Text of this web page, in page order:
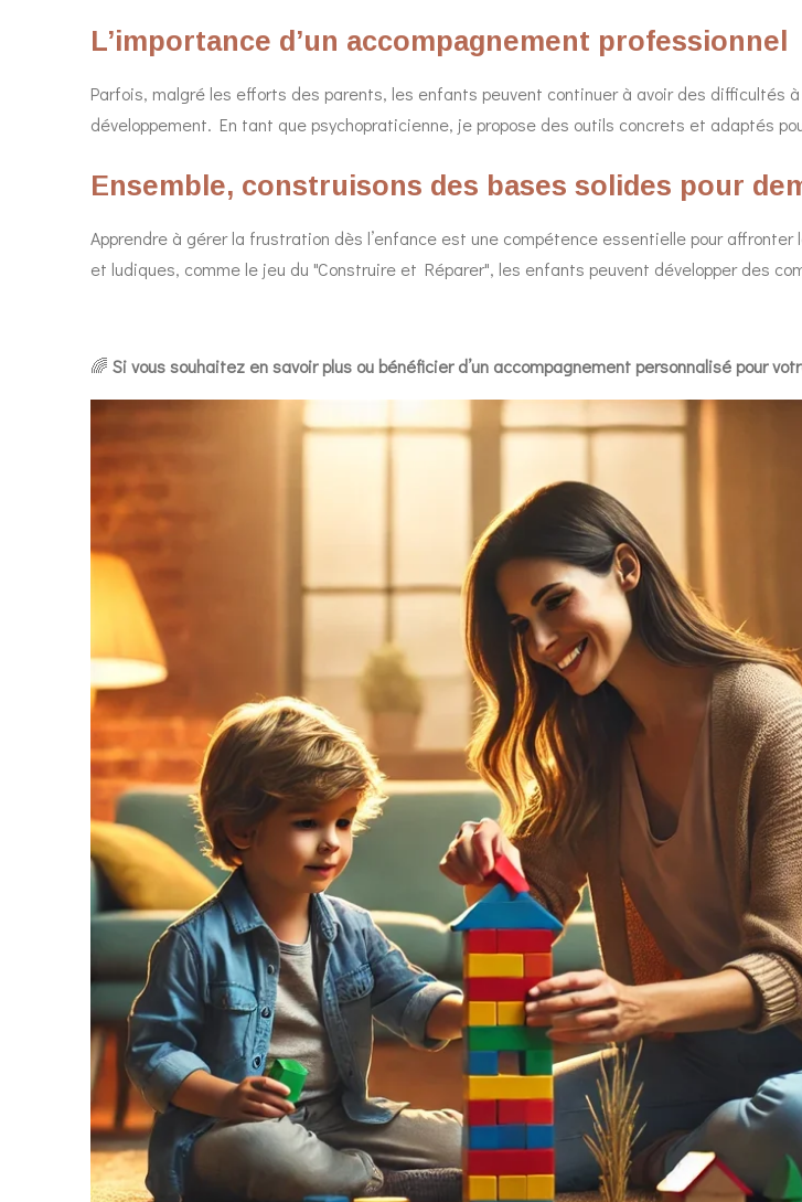
L’importance d’un accompagnement professionnel
Parfois, malgré les efforts des parents, les enfants peuvent continuer à avoir des difficultés
développement. En tant que psychopraticienne, je propose des outils concrets et adaptés
Ensemble, construisons des bases solides pour
Apprendre à gérer la frustration dès l’enfance est une compétence essentielle pour
et ludiques, comme le jeu du "Construire et Réparer", les enfants peuvent développer des
🌈 Si vous souhaitez en savoir plus ou bénéficier d’un accompagnement personnalisé pour